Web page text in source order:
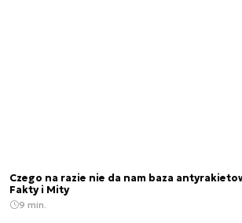
Czego na razie nie da nam baza
Fakty i Mity
9 min.